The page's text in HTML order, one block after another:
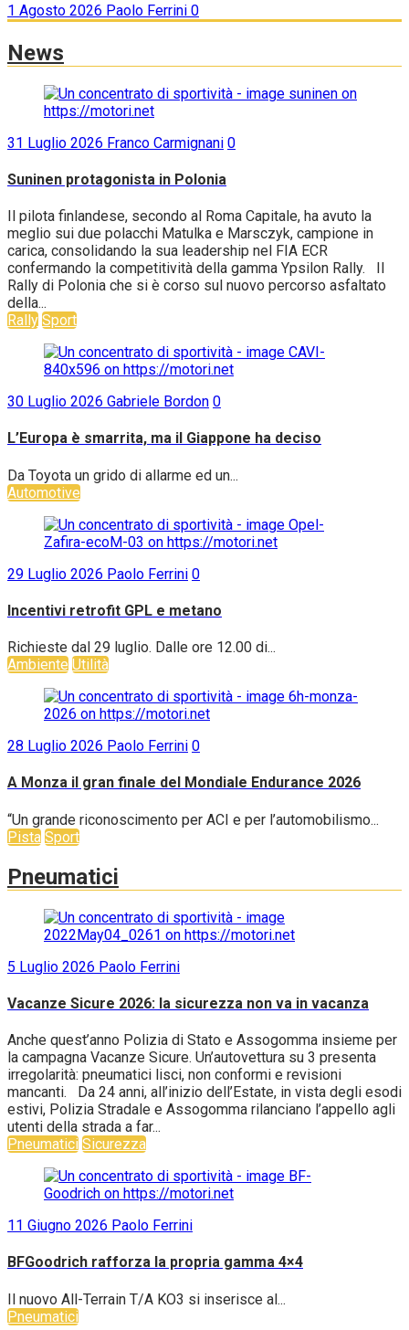
1 Agosto 2026 Paolo Ferrini 0
News
31 Luglio 2026 Franco Carmignani 0
Suninen protagonista in Polonia
Il pilota finlandese, secondo al Roma Capitale, ha avuto la
meglio sui due polacchi Matulka e Marsczyk, campione in
carica, consolidando la sua leadership nel FIA ECR
confermando la competitività della gamma Ypsilon Rally. Il
Rally di Polonia che si è corso sul nuovo percorso asfaltato
della...
Rally Sport
30 Luglio 2026 Gabriele Bordon 0
L’Europa è smarrita, ma il Giappone ha deciso
Da Toyota un grido di allarme ed un...
Automotive
29 Luglio 2026 Paolo Ferrini 0
Incentivi retrofit GPL e metano
Richieste dal 29 luglio. Dalle ore 12.00 di...
Ambiente Utilità
28 Luglio 2026 Paolo Ferrini 0
A Monza il gran finale del Mondiale Endurance 2026
“Un grande riconoscimento per ACI e per l’automobilismo...
Pista Sport
Pneumatici
5 Luglio 2026 Paolo Ferrini
Vacanze Sicure 2026: la sicurezza non va in vacanza
Anche quest’anno Polizia di Stato e Assogomma insieme per
la campagna Vacanze Sicure. Un’autovettura su 3 presenta
irregolarità: pneumatici lisci, non conformi e revisioni
mancanti. Da 24 anni, all’inizio dell’Estate, in vista degli esodi
estivi, Polizia Stradale e Assogomma rilanciano l’appello agli
utenti della strada a far...
Pneumatici Sicurezza
11 Giugno 2026 Paolo Ferrini
BFGoodrich rafforza la propria gamma 4×4
Il nuovo All-Terrain T/A KO3 si inserisce al...
Pneumatici